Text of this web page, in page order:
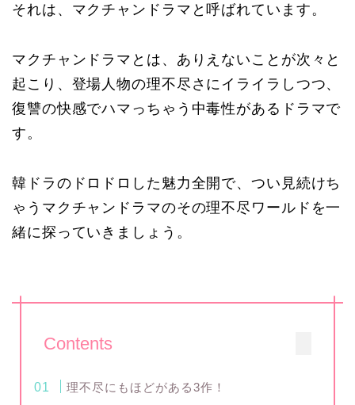
それは、マクチャンドラマと呼ばれています。
マクチャンドラマとは、ありえないことが次々と
起こり、登場人物の理不尽さにイライラしつつ、
復讐の快感でハマっちゃう中毒性があるドラマで
す。
韓ドラのドロドロした魅力全開で、つい見続けち
ゃうマクチャンドラマのその理不尽ワールドを一
緒に探っていきましょう。
Contents
理不尽にもほどがある3作！